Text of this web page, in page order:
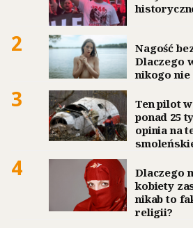
2
Nagość
Dlaczego
nikogo nie
3
Ten pilot
ponad 25
opinia na
4
Dlaczego
kobiety
nikab to
religii?